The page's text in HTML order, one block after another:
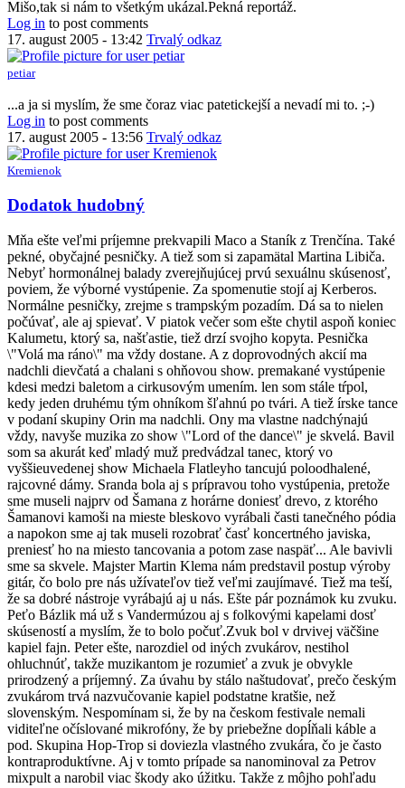
Mišo,tak si nám to všetkým ukázal.Pekná reportáž.
Log in to post comments
17. august 2005 - 13:42 Trvalý odkaz
petiar
...a ja si myslím, že sme čoraz viac patetickejší a nevadí mi to. ;-)
Log in to post comments
17. august 2005 - 13:56 Trvalý odkaz
Kremienok
Dodatok hudobný
Mňa ešte veľmi príjemne prekvapili Maco a Staník z Trenčína. Také
pekné, obyčajné pesničky. A tiež som si zapamätal Martina Libiča.
Nebyť hormonálnej balady zverejňujúcej prvú sexuálnu skúsenosť,
poviem, že výborné vystúpenie. Za spomenutie stojí aj Kerberos.
Normálne pesničky, zrejme s trampským pozadím. Dá sa to nielen
počúvať, ale aj spievať. V piatok večer som ešte chytil aspoň koniec
Kalumetu, ktorý sa, našťastie, tiež drzí svojho kopyta. Pesnička
\"Volá ma ráno\" ma vždy dostane. A z doprovodných akcií ma
nadchli dievčatá a chalani s ohňovou show. premakané vystúpenie
kdesi medzi baletom a cirkusovým umením. len som stále tŕpol,
kedy jeden druhému tým ohníkom šľahnú po tvári. A tiež írske tance
v podaní skupiny Orin ma nadchli. Ony ma vlastne nadchýnajú
vždy, navyše muzika zo show \"Lord of the dance\" je skvelá. Bavil
som sa akurát keď mladý muž predvádzal tanec, ktorý vo
vyššieuvedenej show Michaela Flatleyho tancujú poloodhalené,
rajcovné dámy. Sranda bola aj s prípravou toho vystúpenia, pretože
sme museli najprv od Šamana z horárne doniesť drevo, z ktorého
Šamanovi kamoši na mieste bleskovo vyrábali časti tanečného pódia
a napokon sme aj tak museli rozobrať časť koncertného javiska,
preniesť ho na miesto tancovania a potom zase naspäť... Ale bavivli
sme sa skvele. Majster Martin Klema nám predstavil postup výroby
gitár, čo bolo pre nás užívateľov tiež veľmi zaujímavé. Tiež ma teší,
že sa dobré nástroje vyrábajú aj u nás. Ešte pár poznámok ku zvuku.
Peťo Bázlik má už s Vandermúzou aj s folkovými kapelami dosť
skúseností a myslím, že to bolo počuť.Zvuk bol v drvivej väčšine
kapiel fajn. Peter ešte, narozdiel od iných zvukárov, nestihol
ohluchnúť, takže muzikantom je rozumieť a zvuk je obvykle
prirodzený a príjemný. Za úvahu by stálo naštudovať, prečo českým
zvukárom trvá nazvučovanie kapiel podstatne kratšie, než
slovenským. Nespomínam si, že by na českom festivale nemali
viditeľne očíslované mikrofóny, že by priebežne dopĺňali káble a
pod. Skupina Hop-Trop si doviezla vlastného zvukára, čo je často
kontraproduktívne. Aj v tomto prípade sa nanominoval za Petrov
mixpult a narobil viac škody ako úžitku. Takže z môjho pohľadu